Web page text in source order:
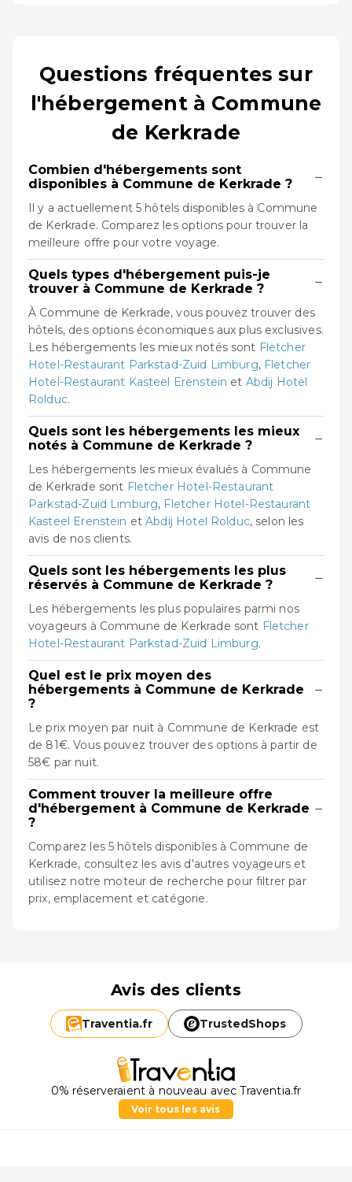
Questions fréquentes sur
l'hébergement à Commune
de Kerkrade
Combien d'hébergements sont
disponibles à Commune de Kerkrade ?
−
Il y a actuellement 5 hôtels disponibles à Commune
de Kerkrade. Comparez les options pour trouver la
meilleure offre pour votre voyage.
Quels types d'hébergement puis-je
trouver à Commune de Kerkrade ?
−
À Commune de Kerkrade, vous pouvez trouver des
hôtels, des options économiques aux plus exclusives.
Les hébergements les mieux notés sont Fletcher
Hotel-Restaurant Parkstad-Zuid Limburg, Fletcher
Hotel-Restaurant Kasteel Erenstein et Abdij Hotel
Rolduc.
Quels sont les hébergements les mieux
notés à Commune de Kerkrade ?
−
Les hébergements les mieux évalués à Commune
de Kerkrade sont Fletcher Hotel-Restaurant
Parkstad-Zuid Limburg, Fletcher Hotel-Restaurant
Kasteel Erenstein etAbdij Hotel Rolduc, selon les
avis de nos clients.
Quels sont les hébergements les plus
réservés à Commune de Kerkrade ?
−
Les hébergements les plus populaires parmi nos
voyageurs à Commune de Kerkrade sont Fletcher
Hotel-Restaurant Parkstad-Zuid Limburg.
Quel est le prix moyen des
hébergements à Commune de Kerkrade
?
−
Le prix moyen par nuit à Commune de Kerkrade est
de 81€. Vous pouvez trouver des options à partir de
58€ par nuit.
Comment trouver la meilleure offre
d'hébergement à Commune de Kerkrade
?
−
Comparez les 5 hôtels disponibles à Commune de
Kerkrade, consultez les avis d'autres voyageurs et
utilisez notre moteur de recherche pour filtrer par
prix, emplacement et catégorie.
Avis des clients
Traventia.fr TrustedShops
0% réserveraient à nouveau avec Traventia.fr
Voir tous les avis